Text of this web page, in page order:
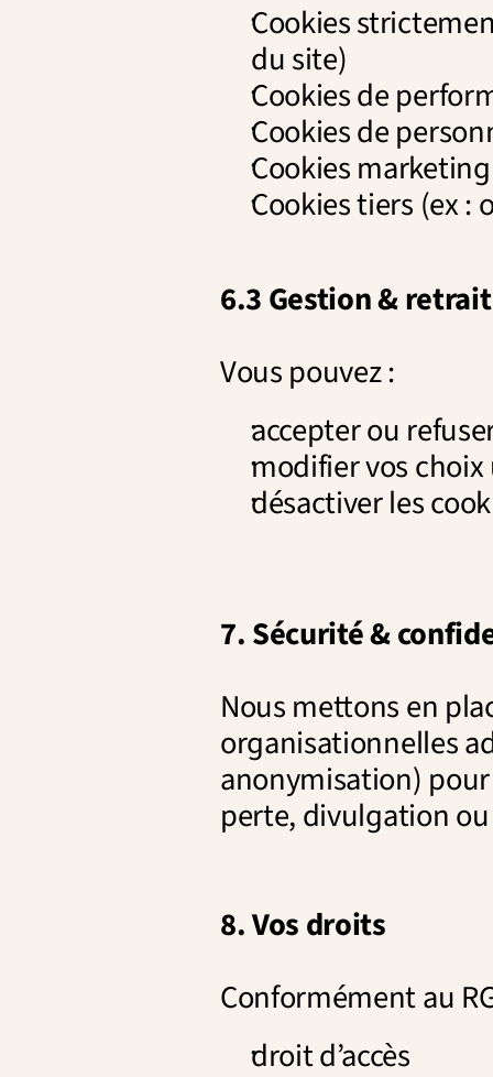
Cookies
du site)
Cookies de
Cookies de
Cookies
Cookies tiers (ex :
6.3 Gestion &
Vous pouvez :
accepter ou
modifier vos choix
désactiver les
7. Sécurité &
Nous mettons en
organisationnelles
anonymisation)
perte, divulgation
8. Vos droits
Conformément au
droit d’accès